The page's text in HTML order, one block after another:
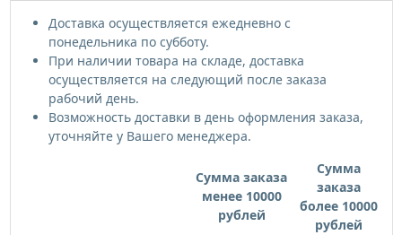
Доставка осуществляется ежедневно с
понедельника по субботу.
При наличии товара на складе, доставка
осуществляется на следующий после заказа
рабочий день.
Возможность доставки в день оформления заказа,
уточняйте у Вашего менеджера.
Сумма заказа
менее 10000
рублей
Сумма
заказа
более 10000
рублей